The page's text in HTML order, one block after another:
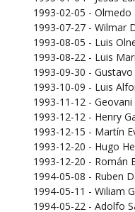
1993-02-05 -
1993-07-27 - Wilmar
1993-08-05 - Luis
1993-08-22 - Luis
1993-09-30 -
1993-10-09 - Luis
1993-11-12 -
1993-12-12 - Henry
1993-12-15 - Martín
1993-12-20 - Hugo
1993-12-20 - Román
1994-05-08 - Ruben
1994-05-11 - Wiliam
1994-05-22 - Adolfo